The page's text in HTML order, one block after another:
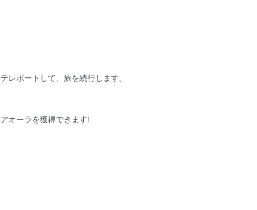
レポートして、旅を続行します。
オーラを獲得できます!